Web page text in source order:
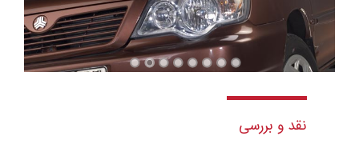
نقد و بررسی